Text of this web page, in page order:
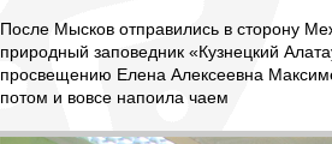
После Мысков отправились в сторону
природный заповедник «Кузнецкий
просвещению Елена Алексеевна
потом и вовсе напоила чаем